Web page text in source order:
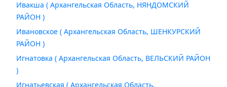
Ивакша ( Архангельская Область, НЯНДОМСКИЙ
РАЙОН )
Ивановское ( Архангельская Область, ШЕНКУРСКИЙ
РАЙОН )
Игнатовка ( Архангельская Область, ВЕЛЬСКИЙ РАЙОН
)
Игнатьевская ( Архангельская Область,